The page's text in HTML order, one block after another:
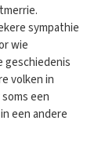
sympathie
wie
geschiedenis
volken in
een
een andere